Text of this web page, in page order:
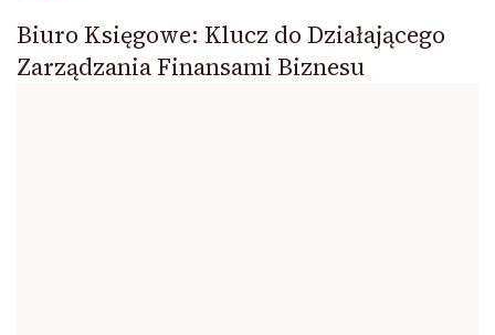
Biuro Księgowe: Klucz do Działającego
Zarządzania Finansami Biznesu